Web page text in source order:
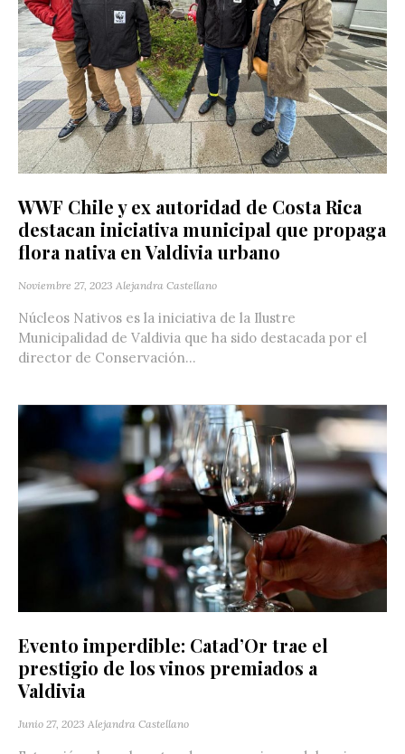
WWF Chile y ex autoridad de Costa Rica
destacan iniciativa municipal que propaga
flora nativa en Valdivia urbano
Noviembre 27, 2023 Alejandra Castellano
Núcleos Nativos es la iniciativa de la Ilustre
Municipalidad de Valdivia que ha sido destacada por el
director de Conservación...
Evento imperdible: Catad’Or trae el
prestigio de los vinos premiados a
Valdivia
Junio 27, 2023 Alejandra Castellano